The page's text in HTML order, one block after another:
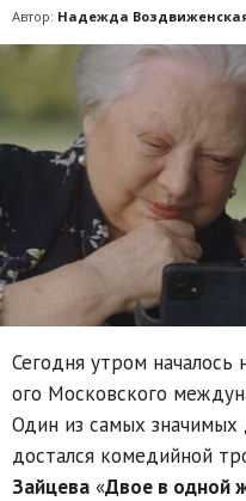
Автор: Надежда
Сегодня утром началось
ого Московского
Один из самых значимых
достался комедийной
Зайцева «Двое в одной